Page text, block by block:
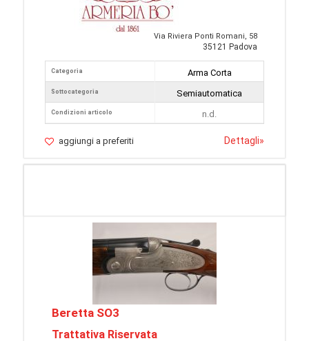
Via Riviera Ponti Romani, 58
35121 Padova
Categoria
Sottocategoria
Condizioni articolo
Arma Corta
Semiautomatica
n.d.
aggiungi a preferiti Dettagli»
Beretta SO3
Trattativa Riservata